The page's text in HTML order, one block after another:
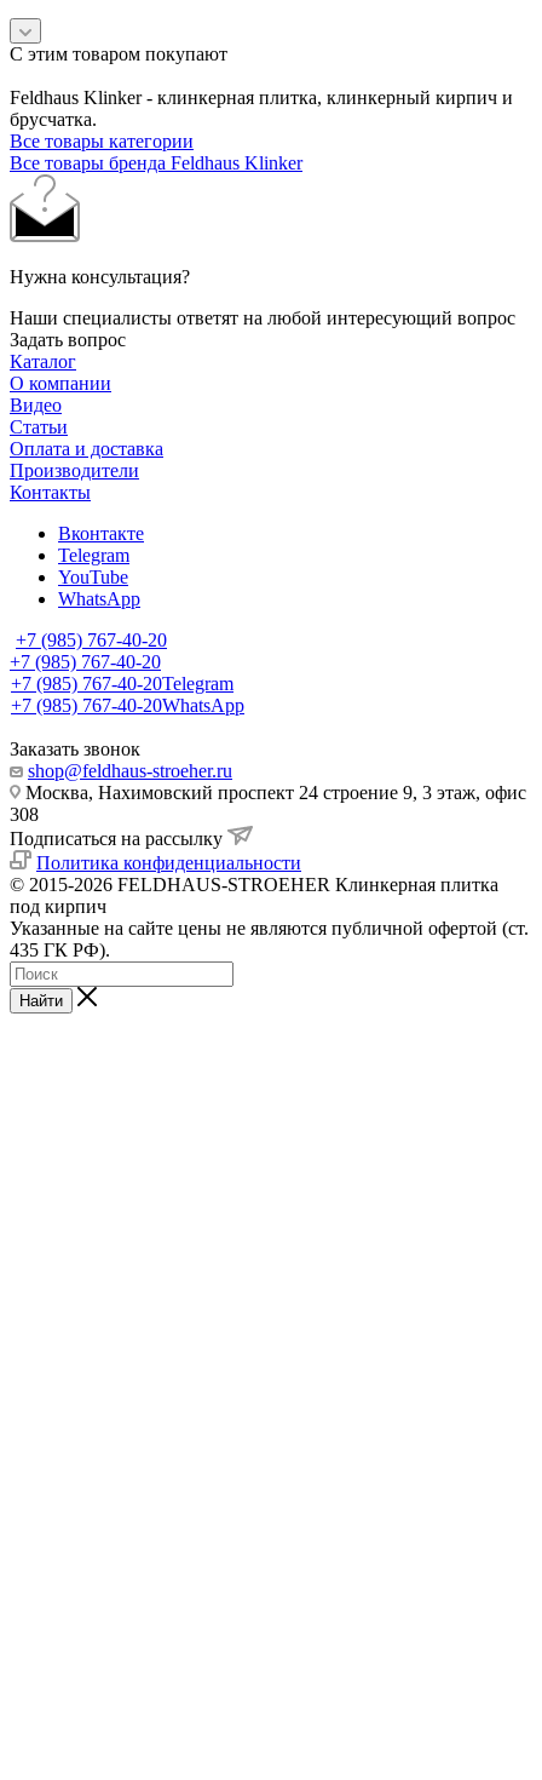
С этим товаром покупают
Feldhaus Klinker - клинкерная плитка, клинкерный кирпич и
брусчатка.
Все товары категории
Все товары бренда Feldhaus Klinker
Нужна консультация?
Наши специалисты ответят на любой интересующий вопрос
Задать вопрос
Каталог
О компании
Видео
Статьи
Оплата и доставка
Производители
Контакты
Вконтакте
Telegram
YouTube
WhatsApp
+7 (985) 767-40-20
+7 (985) 767-40-20
+7 (985) 767-40-20Telegram
+7 (985) 767-40-20WhatsApp
Заказать звонок
shop@feldhaus-stroeher.ru
Москва, Нахимовский проспект 24 строение 9, 3 этаж, офис
308
Подписаться на рассылку
Политика конфиденциальности
© 2015-2026 FELDHAUS-STROEHER Клинкерная плитка
под кирпич
Указанные на сайте цены не являются публичной офертой (ст.
435 ГК РФ).
Найти